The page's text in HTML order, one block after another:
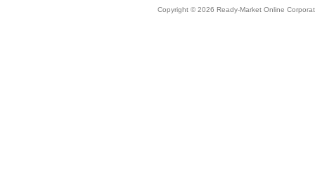
Copyright © 2026 Ready-Market Online